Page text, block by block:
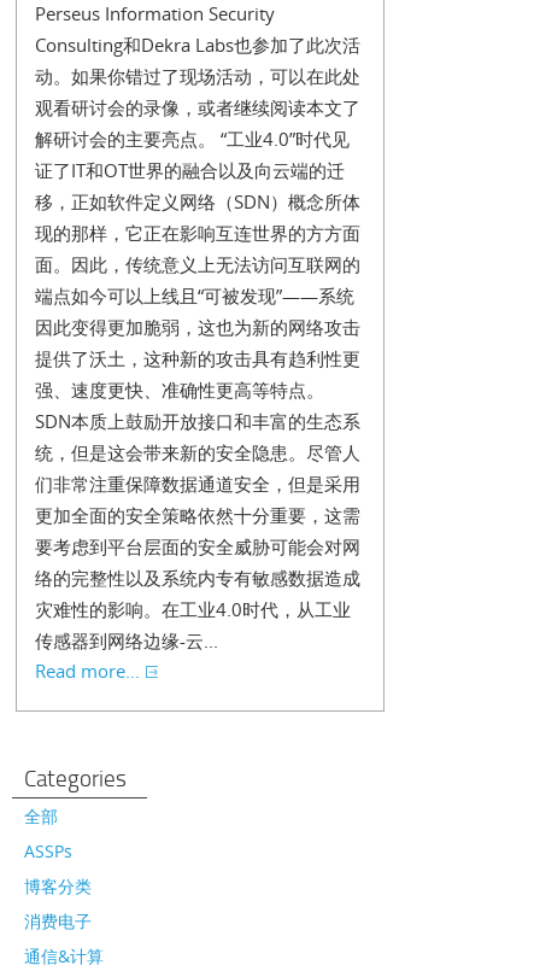
Perseus Information Security
Consulting和Dekra Labs也参加了此次活
动。如果你错过了现场活动，可以在此处
观看研讨会的录像，或者继续阅读本文了
解研讨会的主要亮点。 “工业4.0”时代见
证了IT和OT世界的融合以及向云端的迁
移，正如软件定义网络（SDN）概念所体
现的那样，它正在影响互连世界的方方面
面。因此，传统意义上无法访问互联网的
端点如今可以上线且“可被发现”——系统
因此变得更加脆弱，这也为新的网络攻击
提供了沃土，这种新的攻击具有趋利性更
强、速度更快、准确性更高等特点。
SDN本质上鼓励开放接口和丰富的生态系
统，但是这会带来新的安全隐患。尽管人
们非常注重保障数据通道安全，但是采用
更加全面的安全策略依然十分重要，这需
要考虑到平台层面的安全威胁可能会对网
络的完整性以及系统内专有敏感数据造成
灾难性的影响。在工业4.0时代，从工业
传感器到网络边缘-云...
Read more...
Categories
全部
ASSPs
博客分类
消费电子
通信&计算